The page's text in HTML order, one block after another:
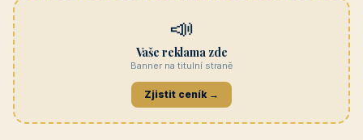
📣
Vaše reklama zde
Banner na titulní straně
Zjistit ceník →